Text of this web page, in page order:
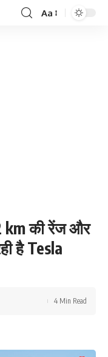
Font
Aa
km की रेंज और
है Tesla
4 Min Read